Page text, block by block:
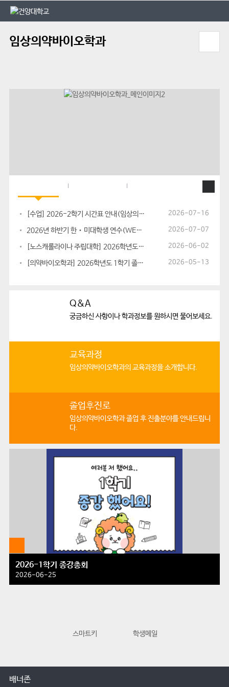
본문 바로가기
대메뉴 바로가기
임상의약바이오학과
[수업] 2026-2학기 시간표 안내(임상의약바이오,임상의약,의약바이오,... 2026-07-16
2026년 하반기 한‧미대학생 연수(WEST) 참가 신청 안내 2026-07-07
[노스캐롤라이나 주립대학] 2026학년도 하계방학 해외 프로그램 참가 신... 2026-06-02
[의약바이오학과] 2026학년도 1학기 졸업시험(2026.8월 졸업예정자... 2026-05-13
Q&A
궁금하신 사항이나학과정보를 원하시면 물어보세요.
교육과정
임상의약바이오학과의 교육과정을 소개합니다.
졸업후진로
임상의약바이오학과 졸업 후진출분야를 안내드립니
다.
2026-1학기 종강총회
2026-06-25
스마트키 학생메일
배너존